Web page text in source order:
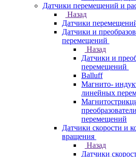
Датчики перемещений и
Назад
Датчики
Датчики и
перемещений
Назад
Датчики и
перемещений
Balluff
Магнито-
линейных
перемещений
Датчики скорости и
вращения
Назад
Датчики